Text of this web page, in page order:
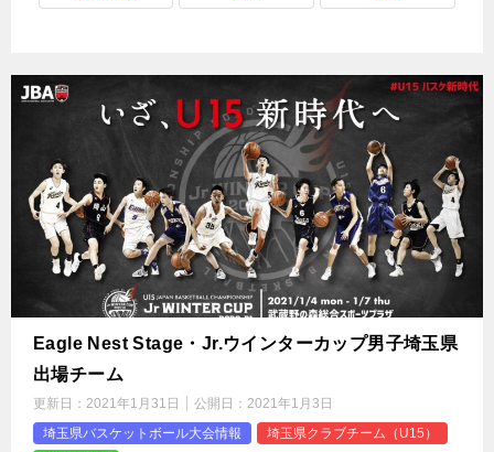
Eagle Nest Stage・Jr.ウインターカップ男子埼玉県
出場チーム
更新日： 2021年1月31日 公開日： 2021年1月3日
埼玉県バスケットボール大会情報
埼玉県クラブチーム（U15）